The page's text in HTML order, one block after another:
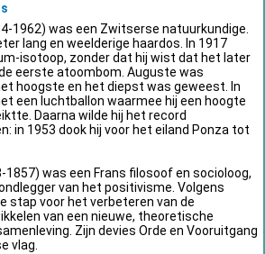
1962) was een Zwitserse natuurkundige.
lang en weelderige haardos. In 1917
isotoop, zonder dat hij wist dat het later
eerste atoombom. Auguste was
hoogste en het diepst was geweest. In
een luchtballon waarmee hij een hoogte
Daarna wilde hij het record
in 1953 dook hij voor het eiland Ponza tot
1857) was een Frans filosoof en socioloog,
van het positivisme. Volgens
stap voor het verbeteren van de
van een nieuwe, theoretische
Zijn devies Orde en Vooruitgang
vlag.